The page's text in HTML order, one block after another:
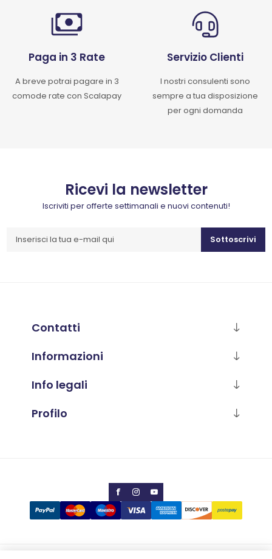
Paga in 3 Rate
A breve potrai pagare in 3
comode rate con Scalapay
Servizio Clienti
I nostri consulenti sono
sempre a tua disposizione
per ogni domanda
Ricevi la newsletter
Iscriviti per offerte settimanali e nuovi contenuti!
Sottoscrivi
Contatti
Informazioni
Info legali
Profilo